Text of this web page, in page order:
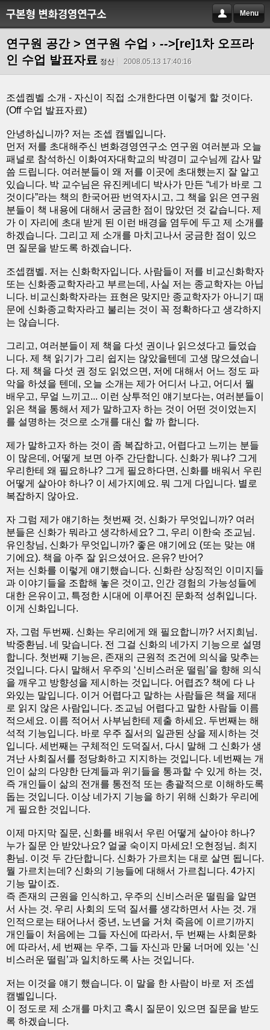
Menu
연구원 공간 > 연구원 수업 › -->[re]1차 오프라
인 수업 발표자료 정산 2008.05.13 17:40:16
조셉켐벨 소개 - 자신이 직접 소개한다면 이렇게 할 것이다.
(Off 수업 발표자료)
안녕하십니까? 저는 조셉 캠벨입니다.
먼저 저를 초대해주신 변화경영연구소 연구원 여러분과 오늘
패널로 참석하신 이화여자대학교의 박경미 교수님께 감사 말
씀 드립니다. 여러분들이 왜 저를 이곳에 초대했는지 잘 알고
있습니다. 박 교수님은 유진케네디 박사가 만든 “네가 바로 그
것이다”라는 책의 한국어판 번역자시고, 그 책을 읽은 연구원
분들이 책 내용에 대해서 궁금한 점이 많았던 것 같습니다. 제
가 이 자리에 초대 받게 된 이런 배경을 염두에 두고 제 소개를
하겠습니다. 그리고 제 소개를 마치고나서 궁금한 점이 있으
면 질문을 받도록 하겠습니다.
조셉캠벨. 저는 신화학자입니다. 사람들이 저를 비교신화학자
또는 신화종교학자라고 부르는데, 사실 저는 종교학자는 아닙
니다. 비교신화학자라는 표현은 맞지만 종교학자가 아니기 때
문에 신화종교학자라고 불리는 것이 꼭 정확하다고 생각하지
는 않습니다.
그리고, 여러분들이 제 책을 다섯 권이나 읽으셨다고 들었습
니다. 제 책 읽기가 그리 쉽지는 않았을텐데 고생 많으셨습니
다. 제 책을 다섯 권 정도 읽었으면, 저에 대해서 어느 정도 파
악을 하셨을 텐데, 오늘 소개는 제가 어디서 나고, 어디서 뭘
배우고, 무얼 느끼고... 이런 상투적인 얘기보다는, 여러분들이
읽은 책을 통해서 제가 말하고자 하는 것이 어떤 것이었는지
를 설명하는 것으로 소개를 대신 할 까 합니다.
제가 말하고자 하는 것이 좀 복잡하고, 어렵다고 느끼는 분들
이 많은데, 어떻게 보면 아주 간단합니다. 신화가 뭐냐? 그게
우리한테 왜 필요하냐? 그게 필요하다면, 신화를 배워서 우린
어떻게 살아야 하나? 이 세가지예요. 뭐 그게 다입니다. 별로
복잡하지 않아요.
자 그럼 제가 얘기하는 첫번째 것, 신화가 무엇입니까? 여러
분들은 신화가 뭐라고 생각하세요? 그, 우리 이한숙 조교님.
유인창님, 신화가 무엇입니까? 좋은 얘기에요 (또는 맞는 얘
기에요). 책을 아주 잘 읽으셨어요. 은유? 반어?
저는 신화를 이렇게 얘기했습니다. 신화란 상징적인 이미지들
과 이야기들을 조합해 놓은 것이고, 인간 경험의 가능성들에
대한 은유이고, 특정한 시대에 이루어진 문화적 성취입니다.
이게 신화입니다.
자, 그럼 두번째. 신화는 우리에게 왜 필요합니까? 서지희님.
박중환님. 네 맞습니다. 전 그걸 신화의 네가지 기능으로 설명
합니다. 첫번째 기능은, 존재의 근원적 조건에 의식을 맞추는
것입니다. 다시 말해서 우주의 ‘신비스러운 떨림’을 향해 의식
을 깨우고 방향성을 제시하는 것입니다. 어렵죠? 책에 다 나
와있는 말입니다. 이거 어렵다고 말하는 사람들은 책을 제대
로 읽지 않은 사람입니다. 조교님 어렵다고 말한 사람들 이름
적으세요. 이름 적어서 사부님한테 제출 하세요. 두번째는 해
석적 기능입니다. 바로 우주 질서의 일관된 상을 제시하는 것
입니다. 세번째는 구체적인 도덕질서, 다시 말해 그 신화가 생
겨난 사회질서를 정당화하고 지지하는 것입니다. 네번째는 개
인이 삶의 다양한 단계들과 위기들을 통과할 수 있게 하는 것,
즉 개인들이 삶의 전개를 통전적 또는 총괄적으로 이해하도록
돕는 것입니다. 이상 네가지 기능을 하기 위해 신화가 우리에
게 필요한 것입니다.
이제 마지막 질문, 신화를 배워서 우린 어떻게 살아야 하나?
누가 질문 안 받았나요? 얼굴 숙이지 마세요! 오현정님. 최지
환님. 이것 두 간단합니다. 신화가 가르치는 대로 살면 됩니다.
뭘 가르치는데? 신화의 기능들에 대해서 가르칩니다. 4가지
기능 말이죠.
즉 존재의 근원을 인식하고, 우주의 신비스러운 떨림을 알면
서 사는 것. 우리 사회의 도덕 질서를 생각하면서 사는 것. 개
인적으로는 태어나서 중년, 노년을 거쳐 죽음에 이르기까지
개인들이 처음에는 그들 자신에 따라서, 두 번째는 사회문화
에 따라서, 세 번째는 우주, 그들 자신과 만물 너머에 있는 ‘신
비스러운 떨림’과 일치하도록 사는 것입니다.
저는 이것을 얘기 했습니다. 이 말을 한 사람이 바로 저 조셉
캠벨입니다.
이 정도로 제 소개를 마치고 혹시 질문이 있으면 질문을 받도
록 하겠습니다.